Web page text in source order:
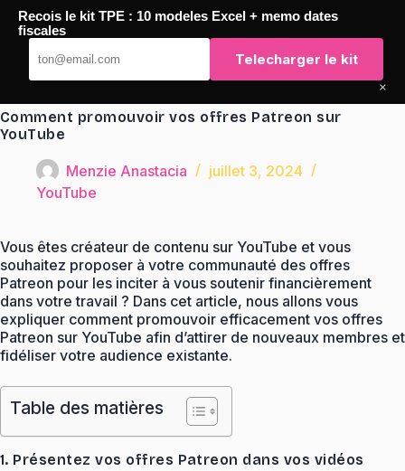
Passer
contenu
TaqTaq
Comment promouvoir vos offres Patreon sur
YouTube
Menzie Anastacia
juillet 3, 2024
YouTube
Vous êtes créateur de contenu sur YouTube et vous
souhaitez proposer à votre communauté des offres
Patreon pour les inciter à vous soutenir financièrement
dans votre travail ? Dans cet article, nous allons vous
expliquer comment promouvoir efficacement vos offres
Patreon sur YouTube afin d’attirer de nouveaux membres et
fidéliser votre audience existante.
Table des matières
1. Présentez vos offres Patreon dans vos vidéos
Recois le kit TPE : 10 modeles Excel + memo dates
fiscales
Telecharger le kit
×